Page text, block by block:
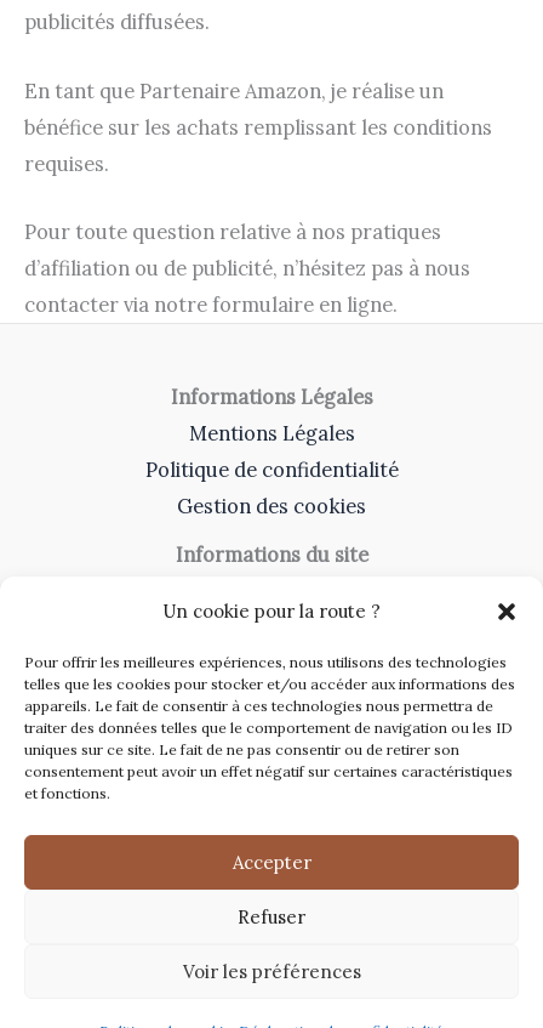
Un cookie pour la route ?
Pour offrir les meilleures expériences, nous utilisons des technologies
telles que les cookies pour stocker et/ou accéder aux informations des
appareils. Le fait de consentir à ces technologies nous permettra de
traiter des données telles que le comportement de navigation ou les ID
uniques sur ce site. Le fait de ne pas consentir ou de retirer son
consentement peut avoir un effet négatif sur certaines caractéristiques
et fonctions.
Accepter
Refuser
Voir les préférences
publicités diffusées.
En tant que Partenaire Amazon, je réalise un
bénéfice sur les achats remplissant les conditions
requises.
Pour toute question relative à nos pratiques
d’affiliation ou de publicité, n’hésitez pas à nous
contacter via notre formulaire en ligne.
Informations Légales
Mentions Légales
Politique de confidentialité
Gestion des cookies
Informations du site
Contact
Catégories du site
Travaux et rénovation
Toiture
Décoration
Copyright © 2026 Renovations Maison